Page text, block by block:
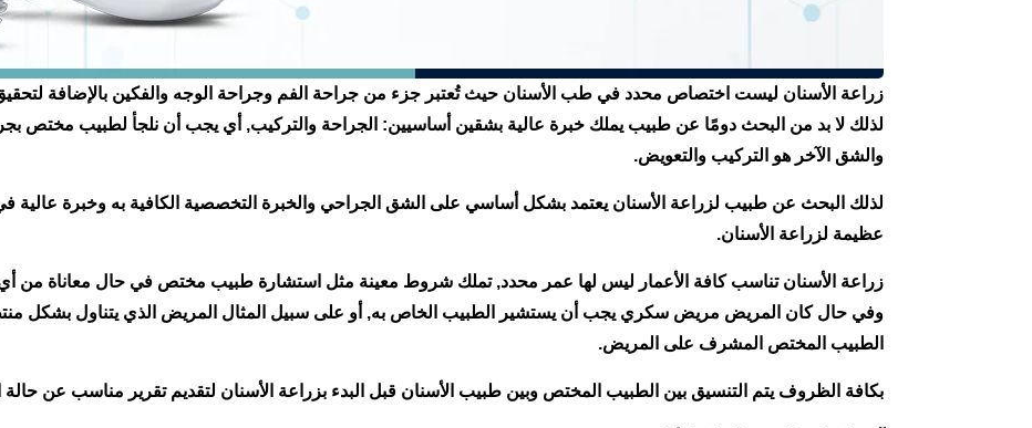
زراعة الأسنان ليست اختصاص محدد في طب الأسنان حيث تُعتبر جزء من جراحة الفم وجراحة الوجه والفكين بالإضافة لتحقيق
لذلك لا بد من البحث دومًا عن طبيب يملك خبرة عالية بشقين أساسيين: الجراحة والتركيب, أي يجب أن نلجأ لطبيب مختص
والشق الآخر هو التركيب والتعويض.
لذلك البحث عن طبيب لزراعة الأسنان يعتمد بشكل أساسي على الشق الجراحي والخبرة التخصصية الكافية به وخبرة
عظيمة لزراعة الأسنان.
زراعة الأسنان تناسب كافة الأعمار ليس لها عمر محدد, تملك شروط معينة مثل استشارة طبيب مختص في حال معاناة من
وفي حال كان المريض مريض سكري يجب أن يستشير الطبيب الخاص به, أو على سبيل المثال المريض الذي يتناول بشكل
الطبيب المختص المشرف على المريض.
بكافة الظروف يتم التنسيق بين الطبيب المختص وبين طبيب الأسنان قبل البدء بزراعة الأسنان لتقديم تقرير مناسب عن حالة